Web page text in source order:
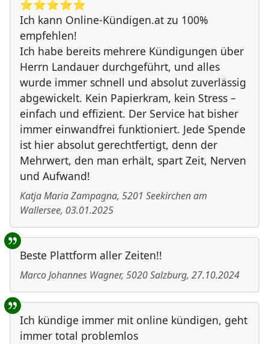
⭐️⭐️⭐️⭐️⭐️
Ich kann Online-Kündigen.at zu 100%
empfehlen!
Ich habe bereits mehrere Kündigungen über
Herrn Landauer durchgeführt, und alles
wurde immer schnell und absolut zuverlässig
abgewickelt. Kein Papierkram, kein Stress –
einfach und effizient. Der Service hat bisher
immer einwandfrei funktioniert. Jede Spende
ist hier absolut gerechtfertigt, denn der
Mehrwert, den man erhält, spart Zeit, Nerven
und Aufwand!
Katja Maria Zampagna, 5201 Seekirchen am
Wallersee, 03.01.2025
Beste Plattform aller Zeiten!!
Marco Johannes Wagner, 5020Salzburg, 27.10.2024
Ich kündige immer mit online kündigen, geht
immer total problemlos